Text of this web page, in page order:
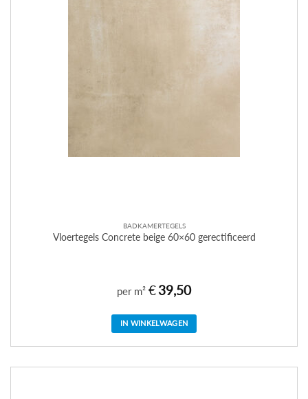
BADKAMERTEGELS
Vloertegels Concrete beige 60×60 gerectificeerd
per m² €39,50
IN WINKELWAGEN